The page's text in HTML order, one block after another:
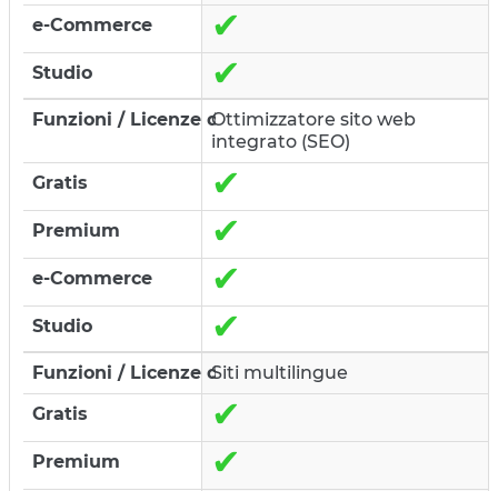
✔
✔
Ottimizzatore sito web
integrato (SEO)
✔
✔
✔
✔
Siti multilingue
✔
✔